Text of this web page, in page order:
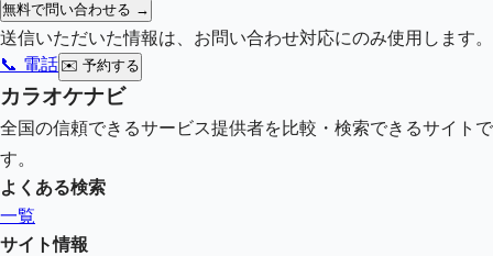
無料で問い合わせる →
送信いただいた情報は、お問い合わせ対応にのみ使用します。
📞 電話 ✉️ 予約する
カラオケナビ
全国の信頼できるサービス提供者を比較・検索できるサイトで
す。
よくある検索
一覧
サイト情報